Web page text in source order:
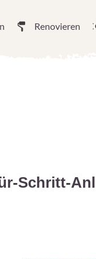
Renovieren
Schritt-